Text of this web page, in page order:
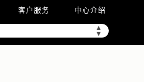
客户服务 中心介绍
▲
▼